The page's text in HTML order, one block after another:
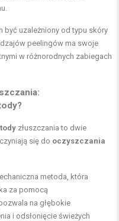
uzależniony od typu skóry
peelingów ma swoje
w różnorodnych zabiegach
złuszczania to dwie
się do oczyszczania
metoda, która
za pomocą
na głębokie
i odsłonięcie świeżych